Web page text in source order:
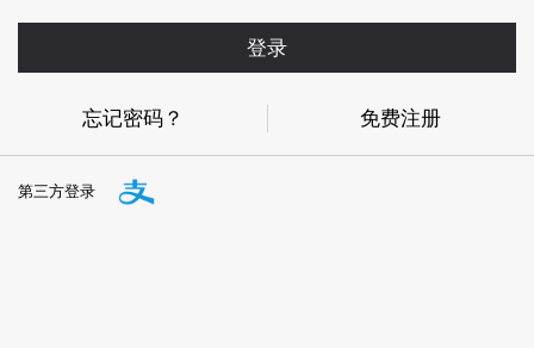
登录
忘记密码？ 免费注册
第三方登录